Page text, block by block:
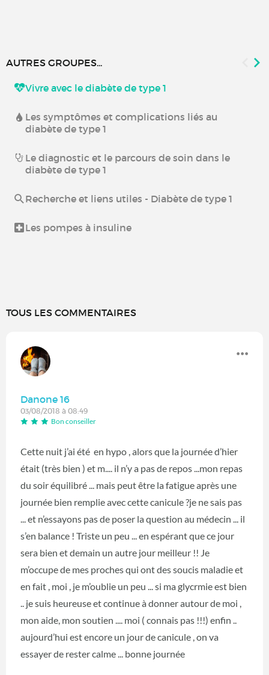
AUTRES GROUPES...
Vivre avec le diabète de type 1
Les symptômes et complications liés au
diabète de type 1
Le diagnostic et le parcours de soin dans le
diabète de type 1
Recherche et liens utiles - Diabète de type 1
Les pompes à insuline
TOUS LES COMMENTAIRES
Danone 16
03/08/2018 à 08:49
Bon conseiller
Cette nuit j’ai été en hypo , alors que la journée d’hier
était (très bien ) et m.... il n’y a pas de repos ...mon repas
du soir équilibré ... mais peut être la fatigue après une
journée bien remplie avec cette canicule ?je ne sais pas
... et n’essayons pas de poser la question au médecin ... il
s’en balance ! Triste un peu ... en espérant que ce jour
sera bien et demain un autre jour meilleur !! Je
m’occupe de mes proches qui ont des soucis maladie et
en fait , moi , je m’oublie un peu ... si ma glycrmie est bien
.. je suis heureuse et continue à donner autour de moi ,
mon aide, mon soutien .... moi ( connais pas !!!) enfin ..
aujourd’hui est encore un jour de canicule , on va
essayer de rester calme ... bonne journée